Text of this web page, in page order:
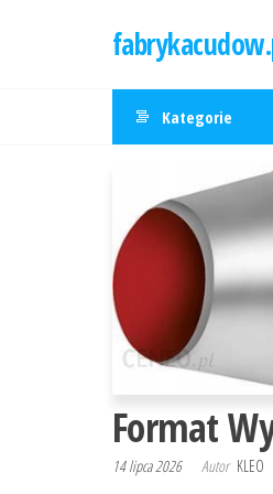
Kategorie
Format
14 lipca 2026 Autor KLEO